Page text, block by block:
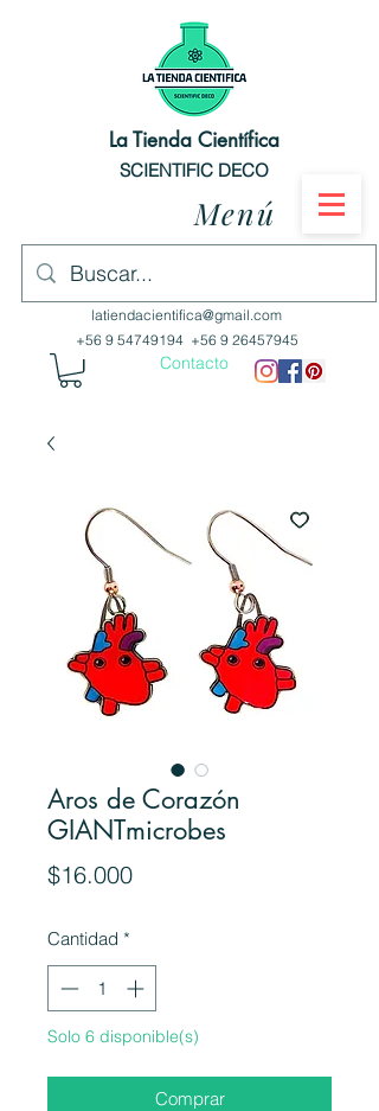
La Tienda Científica
SCIENTIFIC DECO
Menú
latiendacientifica@gmail.com
+56 9 54749194 +56 9 26457945
Contacto
Aros de Corazón
GIANTmicrobes
$16.000Precio
Cantidad *
Solo 6 disponible(s)
Comprar